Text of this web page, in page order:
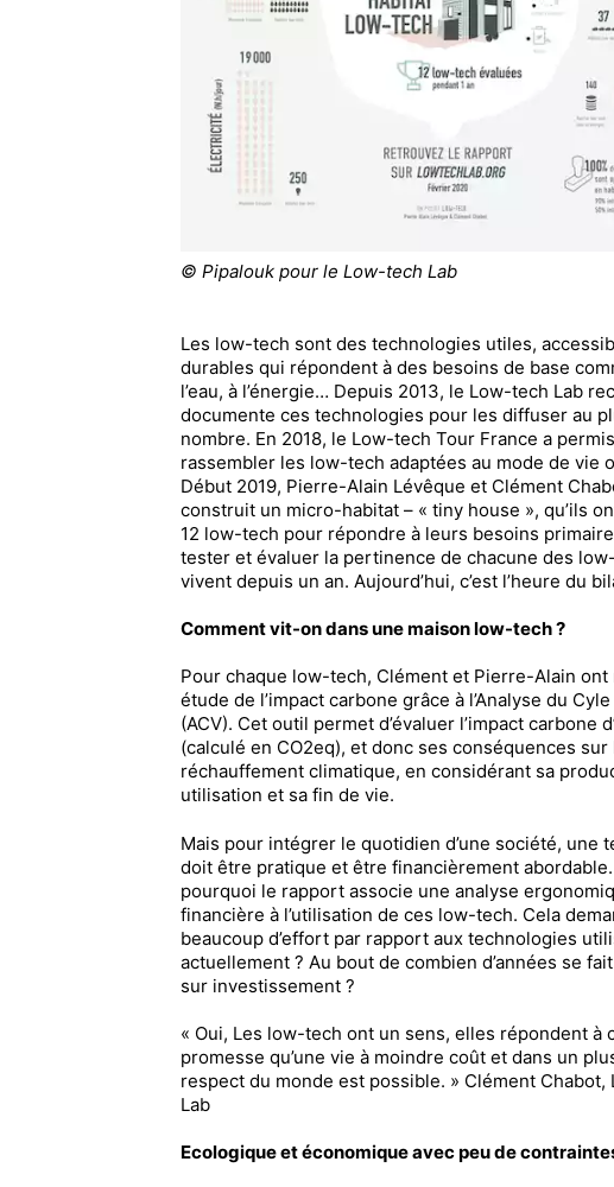
© Pipalouk pour le Low-tech Lab
Les low-tech sont des technologies utiles,
durables qui répondent à des besoins de base
l’eau, à l’énergie… Depuis 2013, le Low-tech Lab
documente ces technologies pour les diffuser au
nombre. En 2018, le Low-tech Tour France a
rassembler les low-tech adaptées au mode de vie
Début 2019, Pierre-Alain Lévêque et Clément
construit un micro-habitat – « tiny house », qu’ils
12 low-tech pour répondre à leurs besoins
tester et évaluer la pertinence de chacune des
vivent depuis un an. Aujourd’hui, c’est l’heure du
Comment vit-on dans une maison low-tech ?
Pour chaque low-tech, Clément et Pierre-Alain ont
étude de l’impact carbone grâce à l’Analyse du
(ACV). Cet outil permet d’évaluer l’impact carbone
(calculé en CO2eq), et donc ses conséquences sur
réchauffement climatique, en considérant sa
utilisation et sa fin de vie.
Mais pour intégrer le quotidien d’une société, une
doit être pratique et être financièrement abordable.
pourquoi le rapport associe une analyse
financière à l’utilisation de ces low-tech. Cela
beaucoup d’effort par rapport aux technologies
actuellement ? Au bout de combien d’années se
sur investissement ?
« Oui, Les low-tech ont un sens, elles répondent à
promesse qu’une vie à moindre coût et dans un
respect du monde est possible. » Clément Chabot,
Lab
Ecologique et économique avec peu de